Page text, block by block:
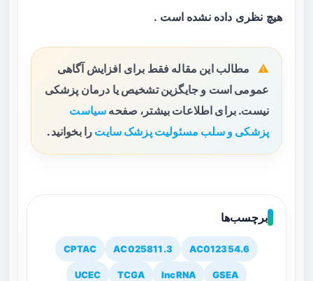
هیچ نظری داده نشده است .
مطالب این مقاله فقط برای افزایش آگاهی
عمومی است و جایگزین تشخیص یا درمان پزشکی
نیست. برای اطلاعات بیشتر، صفحه سیاست
پزشکی و سلب مسئولیت پزشک سایت را بخوانید.
برچسب‌ها
AC012354.6
AC025811.3
CPTAC
GSEA
lncRNA
TCGA
UCEC